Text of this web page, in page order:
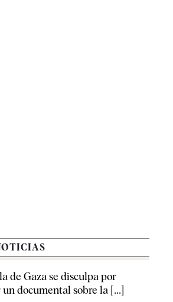
de Gaza se disculpa por
un documental sobre la [...]